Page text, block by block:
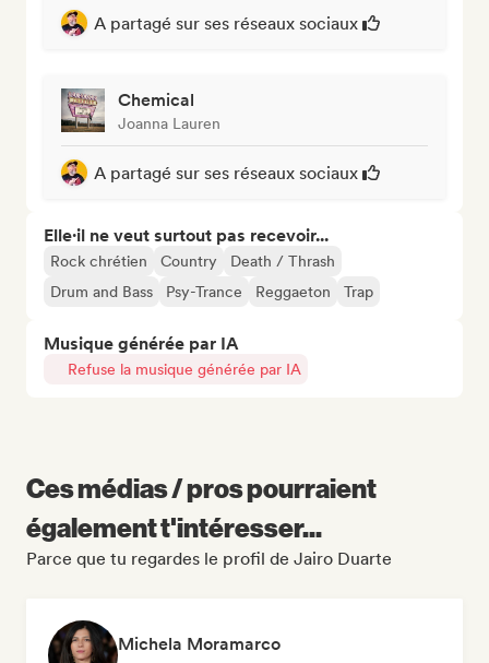
A partagé sur ses réseaux sociaux
Chemical
Joanna Lauren
A partagé sur ses réseaux sociaux
Elle·il ne veut surtout pas recevoir...
Rock chrétien Country
Death / Thrash
Drum and Bass
Psy-Trance Reggaeton Trap
Musique générée par IA
Refuse la musique générée par IA
Ces médias / pros pourraient
également t'intéresser...
Parce que tu regardes le profil de Jairo Duarte
Michela Moramarco